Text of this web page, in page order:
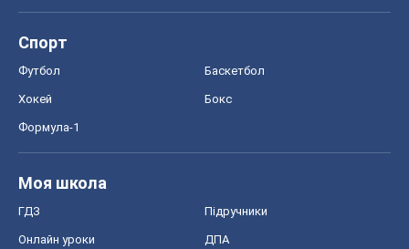
Спорт
Футбол Баскетбол
Хокей Бокс
Формула-1
Моя школа
ГДЗ Підручники
Онлайн уроки ДПА